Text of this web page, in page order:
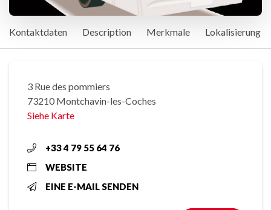
Kontaktdaten Description Merkmale Lokalisierung
3 Rue des pommiers
73210 Montchavin-les-Coches
Siehe Karte
+33 4 79 55 64 76
WEBSITE
EINE E-MAIL SENDEN